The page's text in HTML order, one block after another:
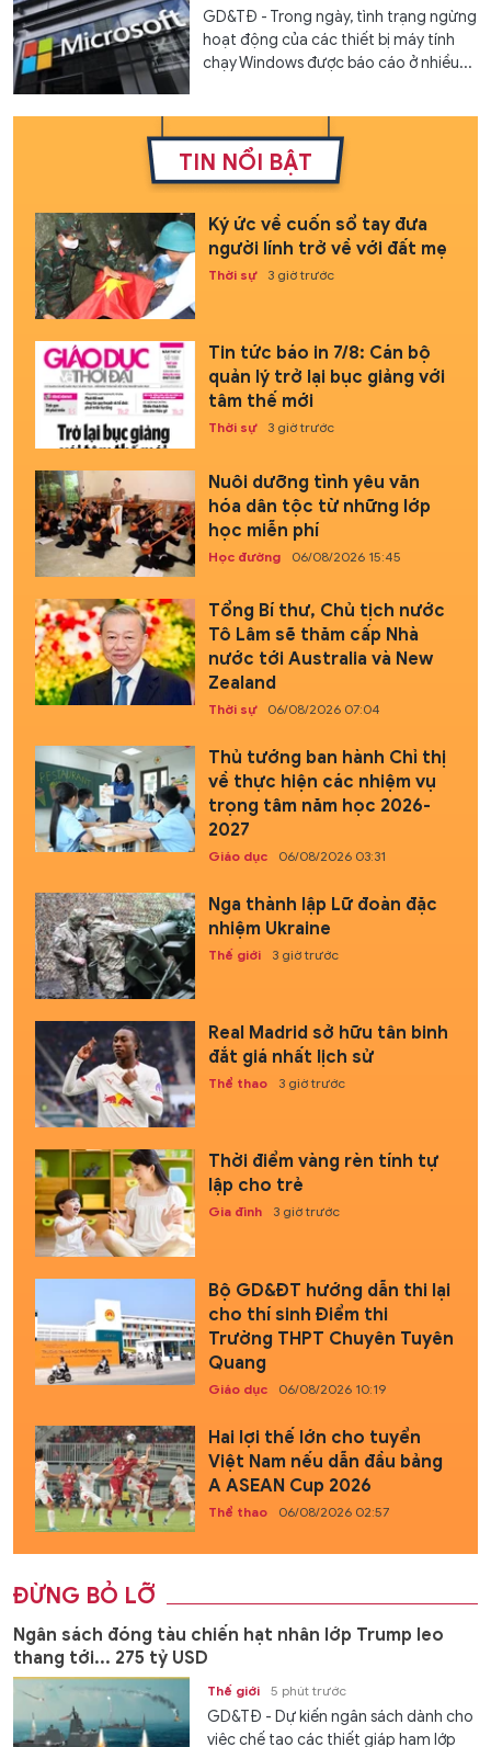
GD&TĐ - Trong ngày, tình trạng ngừng
hoạt động của các thiết bị máy tính
chạy Windows được báo cáo ở nhiều...
TIN NỔI BẬT
Ký ức về cuốn sổ tay đưa
người lính trở về với đất mẹ
Thời sự 3 giờ trước
Tin tức báo in 7/8: Cán bộ
quản lý trở lại bục giảng với
tâm thế mới
Thời sự 3 giờ trước
Nuôi dưỡng tình yêu văn
hóa dân tộc từ những lớp
học miễn phí
Học đường 06/08/2026 15:45
Tổng Bí thư, Chủ tịch nước
Tô Lâm sẽ thăm cấp Nhà
nước tới Australia và New
Zealand
Thời sự 06/08/2026 07:04
Thủ tướng ban hành Chỉ thị
về thực hiện các nhiệm vụ
trọng tâm năm học 2026-
2027
Giáo dục 06/08/2026 03:31
Nga thành lập Lữ đoàn đặc
nhiệm Ukraine
Thế giới 3 giờ trước
Real Madrid sở hữu tân binh
đắt giá nhất lịch sử
Thể thao 3 giờ trước
Thời điểm vàng rèn tính tự
lập cho trẻ
Gia đình 3 giờ trước
Bộ GD&ĐT hướng dẫn thi lại
cho thí sinh Điểm thi
Trường THPT Chuyên Tuyên
Quang
Giáo dục 06/08/2026 10:19
Hai lợi thế lớn cho tuyển
Việt Nam nếu dẫn đầu bảng
A ASEAN Cup 2026
Thể thao 06/08/2026 02:57
ĐỪNG BỎ LỠ
Ngân sách đóng tàu chiến hạt nhân lớp Trump leo
thang tới... 275 tỷ USD
Thế giới 5 phút trước
GD&TĐ - Dự kiến ngân sách dành cho
việc chế tạo các thiết giáp hạm lớp